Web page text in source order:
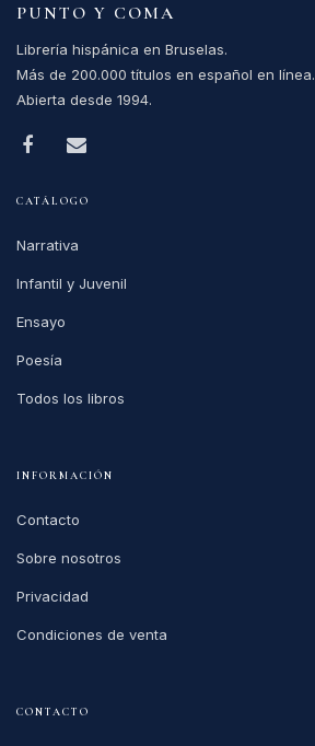
PUNTO Y COMA
Librería hispánica en Bruselas.
Más de 200.000 títulos en español en línea.
Abierta desde 1994.
CATÁLOGO
Narrativa
Infantil y Juvenil
Ensayo
Poesía
Todos los libros
INFORMACIÓN
Contacto
Sobre nosotros
Privacidad
Condiciones de venta
CONTACTO